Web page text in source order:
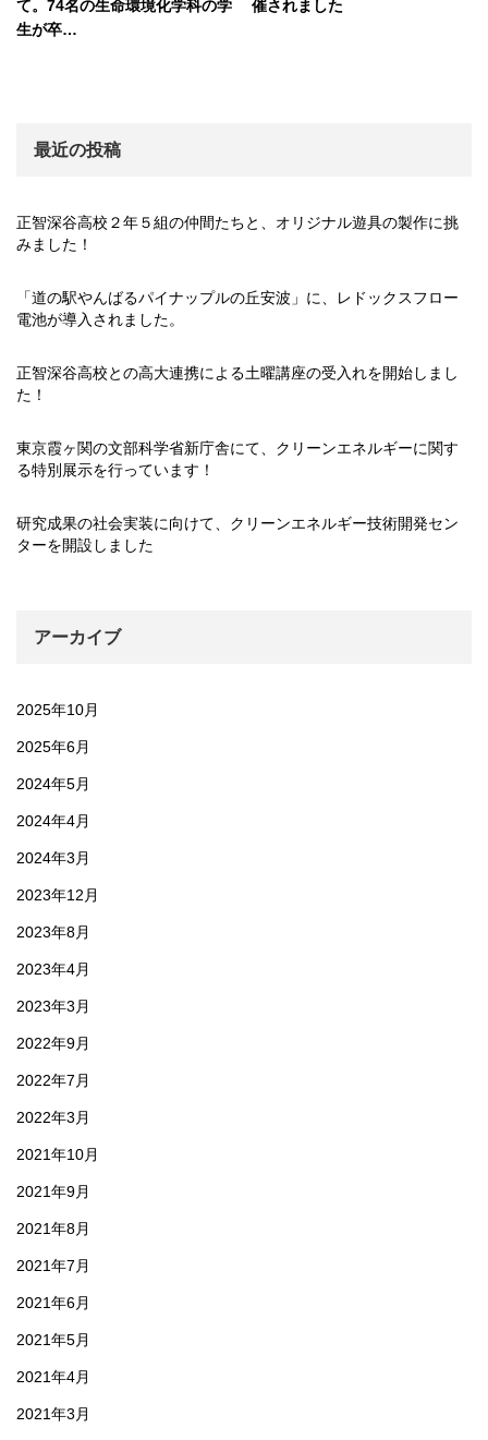
て。74名の生命環境化学科の学
生が卒…
催されました
最近の投稿
正智深谷高校２年５組の仲間たちと、オリジナル遊具の製作に挑
みました！
「道の駅やんばるパイナップルの丘安波」に、レドックスフロー
電池が導入されました。
正智深谷高校との高大連携による土曜講座の受入れを開始しまし
た！
東京霞ヶ関の文部科学省新庁舎にて、クリーンエネルギーに関す
る特別展示を行っています！
研究成果の社会実装に向けて、クリーンエネルギー技術開発セン
ターを開設しました
アーカイブ
2025年10月
2025年6月
2024年5月
2024年4月
2024年3月
2023年12月
2023年8月
2023年4月
2023年3月
2022年9月
2022年7月
2022年3月
2021年10月
2021年9月
2021年8月
2021年7月
2021年6月
2021年5月
2021年4月
2021年3月